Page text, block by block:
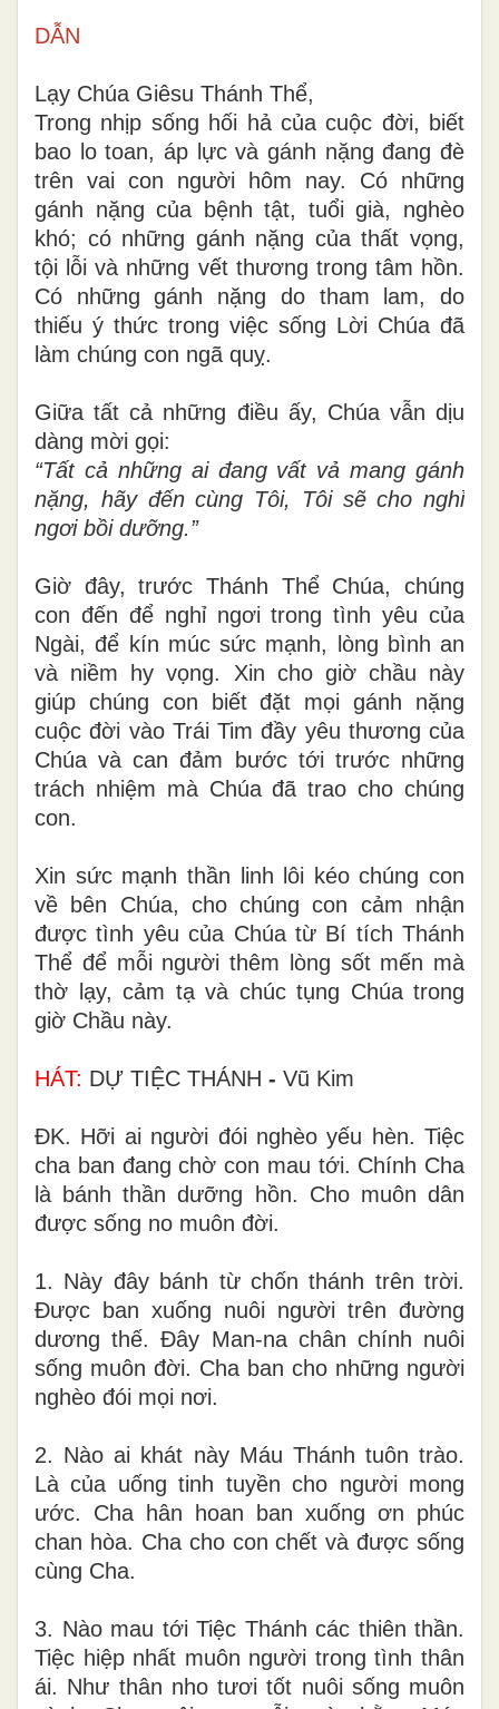
DẪN
Lạy Chúa Giêsu Thánh Thể,
Trong nhịp sống hối hả của cuộc đời, biết
bao lo toan, áp lực và gánh nặng đang đè
trên vai con người hôm nay. Có những
gánh nặng của bệnh tật, tuổi già, nghèo
khó; có những gánh nặng của thất vọng,
tội lỗi và những vết thương trong tâm hồn.
Có những gánh nặng do tham lam, do
thiếu ý thức trong việc sống Lời Chúa đã
làm chúng con ngã quỵ.
Giữa tất cả những điều ấy, Chúa vẫn dịu
dàng mời gọi:
“Tất cả những ai đang vất vả mang gánh
nặng, hãy đến cùng Tôi, Tôi sẽ cho nghỉ
ngơi bồi dưỡng.”
Giờ đây, trước Thánh Thể Chúa, chúng
con đến để nghỉ ngơi trong tình yêu của
Ngài, để kín múc sức mạnh, lòng bình an
và niềm hy vọng. Xin cho giờ chầu này
giúp chúng con biết đặt mọi gánh nặng
cuộc đời vào Trái Tim đầy yêu thương của
Chúa và can đảm bước tới trước những
trách nhiệm mà Chúa đã trao cho chúng
con.
Xin sức mạnh thần linh lôi kéo chúng con
về bên Chúa, cho chúng con cảm nhận
được tình yêu của Chúa từ Bí tích Thánh
Thể để mỗi người thêm lòng sốt mến mà
thờ lạy, cảm tạ và chúc tụng Chúa trong
giờ Chầu này.
HÁT: DỰ TIỆC THÁNH - Vũ Kim
ĐK. Hỡi ai người đói nghèo yếu hèn. Tiệc
cha ban đang chờ con mau tới. Chính Cha
là bánh thần dưỡng hồn. Cho muôn dân
được sống no muôn đời.
1. Này đây bánh từ chốn thánh trên trời.
Được ban xuống nuôi người trên đường
dương thế. Đây Man-na chân chính nuôi
sống muôn đời. Cha ban cho những người
nghèo đói mọi nơi.
2. Nào ai khát này Máu Thánh tuôn trào.
Là của uống tinh tuyền cho người mong
ước. Cha hân hoan ban xuống ơn phúc
chan hòa. Cha cho con chết và được sống
cùng Cha.
3. Nào mau tới Tiệc Thánh các thiên thần.
Tiệc hiệp nhất muôn người trong tình thân
ái. Như thân nho tươi tốt nuôi sống muôn